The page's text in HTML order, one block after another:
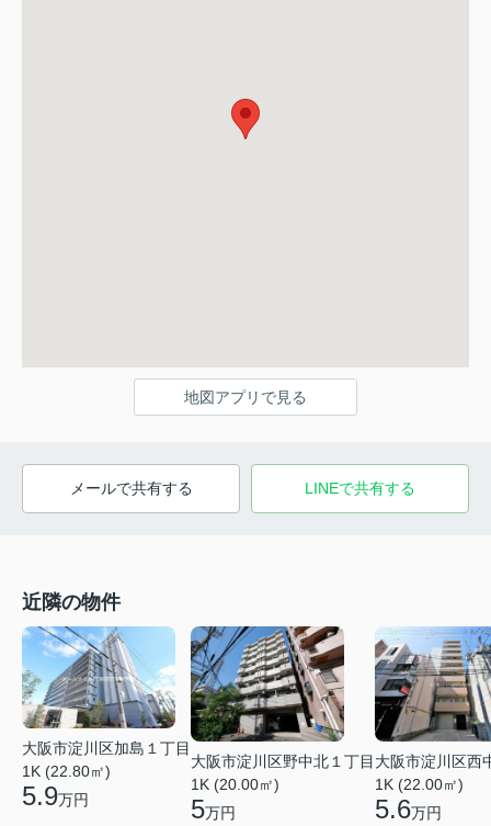
地図アプリで見る
メールで共有する LINEで共有する
近隣の物件
大阪市淀川区加島１丁目
1K (22.80㎡)
5.9万円
大阪市淀川区野中北１丁目
1K (20.00㎡)
5万円
大阪市淀川区西
1K (22.00㎡)
5.6万円